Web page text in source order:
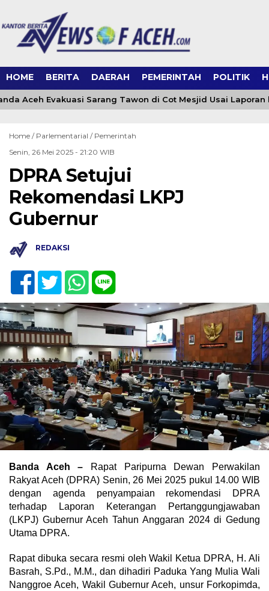
HOME BERITA DAERAH PEMERINTAH POLITIK
Aceh Evakuasi Sarang Tawon di Cot Mesjid Usai Laporan
Home / Parlementarial / Pemerintah
Senin, 26 Mei 2025 - 21:20 WIB
DPRA Setujui
Rekomendasi LKPJ
Gubernur
REDAKSI
Banda Aceh – Rapat Paripurna Dewan Perwakilan
Rakyat Aceh (DPRA) Senin, 26 Mei 2025 pukul 14.00 WIB
dengan agenda penyampaian rekomendasi DPRA
terhadap Laporan Keterangan Pertanggungjawaban
(LKPJ) Gubernur Aceh Tahun Anggaran 2024 di Gedung
Utama DPRA.
Rapat dibuka secara resmi oleh Wakil Ketua DPRA, H. Ali
Basrah, S.Pd., M.M., dan dihadiri Paduka Yang Mulia Wali
Nanggroe Aceh, Wakil Gubernur Aceh, unsur Forkopimda,